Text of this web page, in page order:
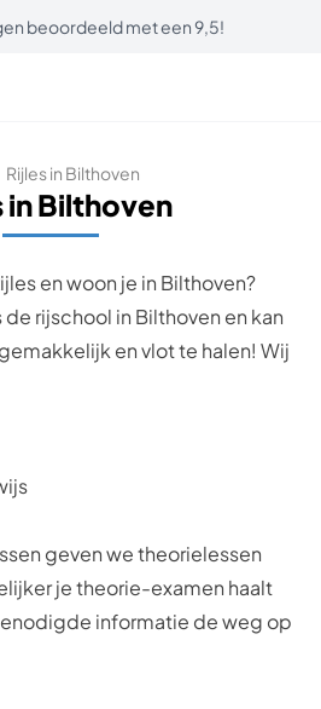
beoordeeld met een 9,5!
Rijles in Bilthoven
in Bilthoven
en woon je in Bilthoven?
de rijschool in Bilthoven en kan
en vlot te halen! Wij
geven we theorielessen
je theorie-examen haalt
informatie de weg op